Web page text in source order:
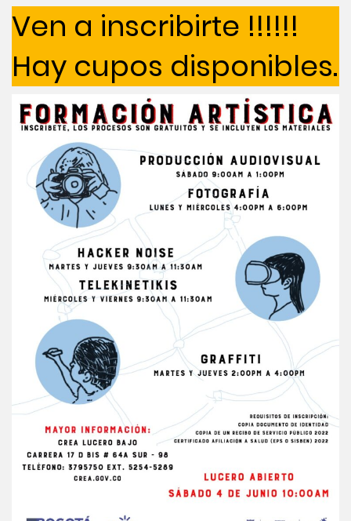
Ven a inscribirte !!!!!!
Hay cupos disponibles.